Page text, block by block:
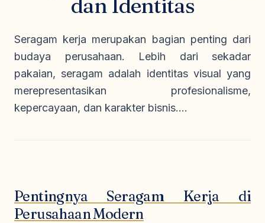
Seragam Cleaning Service
dan Identitas
Seragam kerja merupakan bagian penting dari
budaya perusahaan. Lebih dari sekadar
pakaian, seragam adalah identitas visual yang
merepresentasikan profesionalisme,
kepercayaan, dan karakter bisnis....
Pentingnya Seragam Kerja di
Perusahaan Modern